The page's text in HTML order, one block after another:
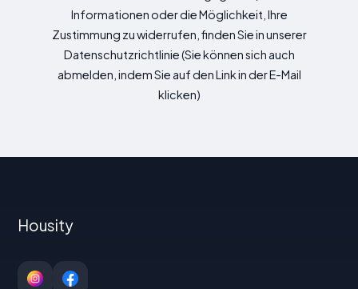
Informationen oder die Möglichkeit, Ihre
Zustimmung zu widerrufen, finden Sie in unserer
Datenschutzrichtlinie (Sie können sich auch
abmelden, indem Sie auf den Link in der E-Mail
klicken)
Housity